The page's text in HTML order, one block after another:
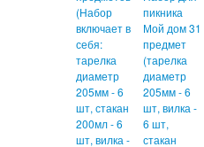
(Набор
включает в
себя:
тарелка
диаметр
205мм - 6
шт, стакан
200мл - 6
шт, вилка -
пикника
Мой дом 31
предмет
(тарелка
диаметр
205мм - 6
шт, вилка -
6 шт,
стакан